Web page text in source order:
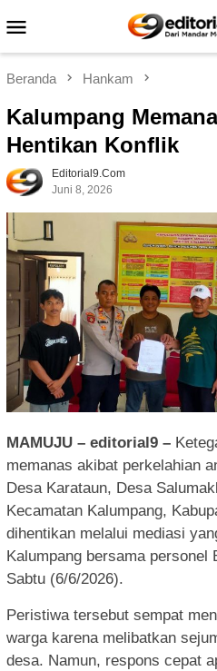
ke
Mobile
Beranda Hankam
Kalumpang
Hentikan Konflik
Editorial9.com
Juni 8, 2026
MAMUJU – editorial9 –
memanas akibat perkelahian
Desa Karataun, Desa
Kecamatan Kalumpang,
dihentikan melalui mediasi
Kalumpang bersama personel
Sabtu (6/6/2026).
Peristiwa tersebut sempat
warga karena melibatkan
desa. Namun, respons cepat